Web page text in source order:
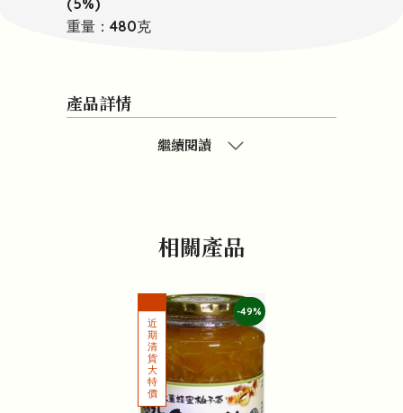
重量：480克
產品詳情
繼續閱讀
相關產品
-49%